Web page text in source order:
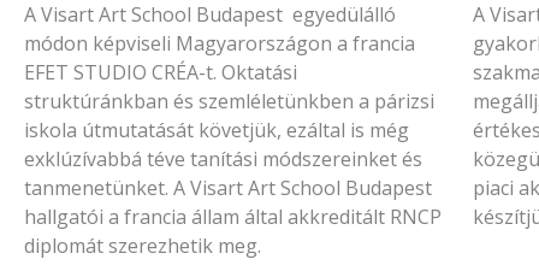
A Visart Art School Budapest egyedülálló
módon képviseli Magyarországon a francia
EFET STUDIO CRÉA-t. Oktatási
struktúránkban és szemléletünkben a párizsi
iskola útmutatását követjük, ezáltal is még
exklúzívabbá téve tanítási módszereinket és
tanmenetünket. A Visart Art School Budapest
hallgatói a francia állam által akkreditált RNCP
diplomát szerezhetik meg.
A
piaci